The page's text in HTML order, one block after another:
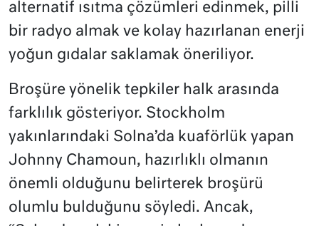
alternatif ısıtma çözümleri edinmek, pilli
bir radyo almak ve kolay hazırlanan enerji
yoğun gıdalar saklamak öneriliyor.
Broşüre yönelik tepkiler halk arasında
farklılık gösteriyor. Stockholm
yakınlarındaki Solna’da kuaförlük yapan
Johnny Chamoun, hazırlıklı olmanın
önemli olduğunu belirterek broşürü
olumlu bulduğunu söyledi. Ancak,